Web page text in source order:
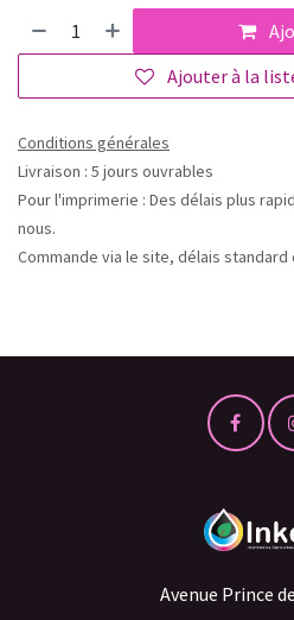
Ajouter à la
Conditions générales
Livraison : 5 jours ouvrables
Pour l'imprimerie : Des délais plus
nous.
Commande via le site, délais standard
Avenue Prince